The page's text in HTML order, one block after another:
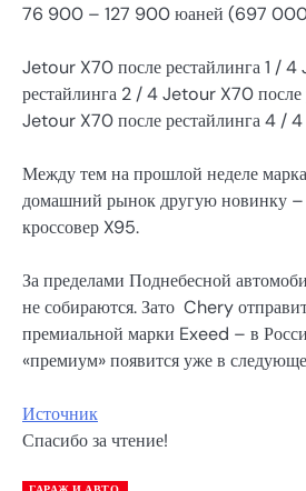
76 900 – 127 900 юаней (697 000
Jetour X70 после рестайлинга1 / 4
рестайлинга 2 / 4 Jetour X70 после
Jetour X70 после рестайлинга4 / 4
Между тем на прошлой неделе
домашний рынок другую новинку –
кроссовер X95.
За пределами Поднебесной
не собираются. Зато Chery
премиальной марки Exeed – в
«премиум» появится уже в
Источник
Спасибо за чтение!